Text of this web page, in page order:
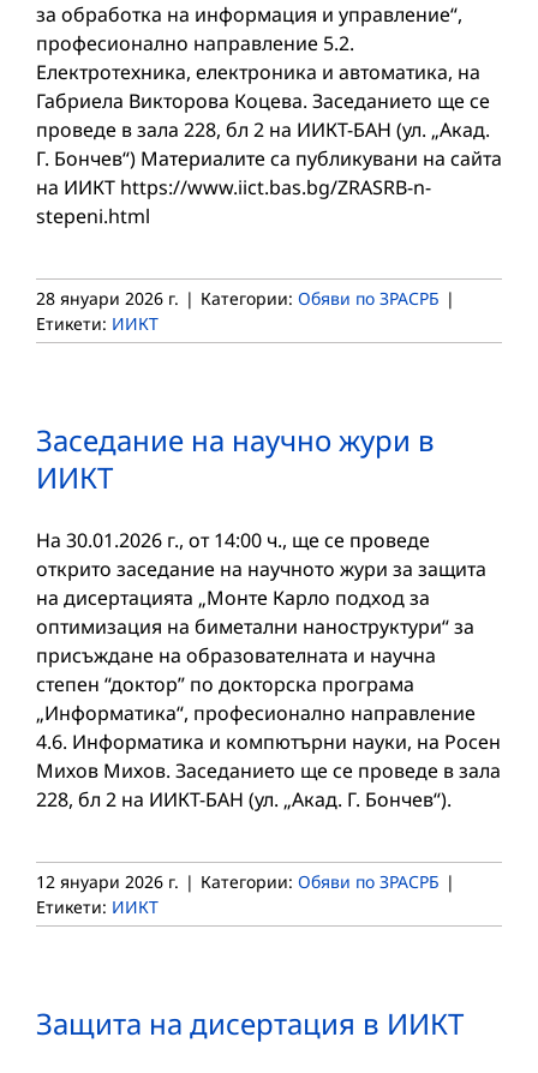
за обработка на информация и управление“,
професионално направление 5.2.
Електротехника, електроника и автоматика, на
Габриела Викторова Коцева. Заседанието ще се
проведе в зала 228, бл 2 на ИИКТ-БАН (ул. „Акад.
Г. Бончев“) Материалите са публикувани на сайта
на ИИКТ https://www.iict.bas.bg/ZRASRB-n-
stepeni.html
28 януари 2026 г. | Категории: Обяви по ЗРАСРБ |
Етикети: ИИКТ
Заседание на научно жури в
ИИКТ
На 30.01.2026 г., от 14:00 ч., ще се проведе
открито заседание на научното жури за защита
на дисертацията „Монте Карло подход за
оптимизация на биметални наноструктури“ за
присъждане на образователната и научна
степен “доктор” по докторска програма
„Информатика“, професионално направление
4.6. Информатика и компютърни науки, на Росен
Михов Михов. Заседанието ще се проведе в зала
228, бл 2 на ИИКТ-БАН (ул. „Акад. Г. Бончев“).
12 януари 2026 г. | Категории: Обяви по ЗРАСРБ |
Етикети: ИИКТ
Защита на дисертация в ИИКТ